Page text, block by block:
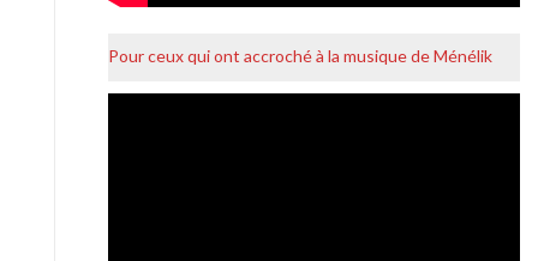
Pour ceux qui ont accroché à la musique de Ménélik